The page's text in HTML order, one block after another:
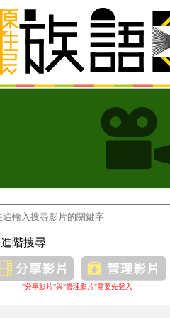
進階搜尋
"分享影片"與"管理影片"需要先登入